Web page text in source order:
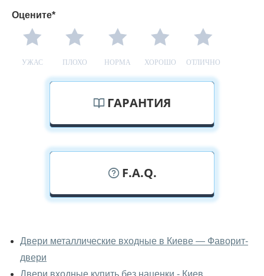
Оцените*
УЖАС ПЛОХО НОРМА ХОРОШО ОТЛИЧНО
ГАРАНТИЯ
F.A.Q.
входные вживую?
Да, можно посмотреть двери входные в нашем
фирменном салоне-магазине.
Двери металлические входные в Киеве — Фаворит-
двери
Двери входные купить без наценки - Киев